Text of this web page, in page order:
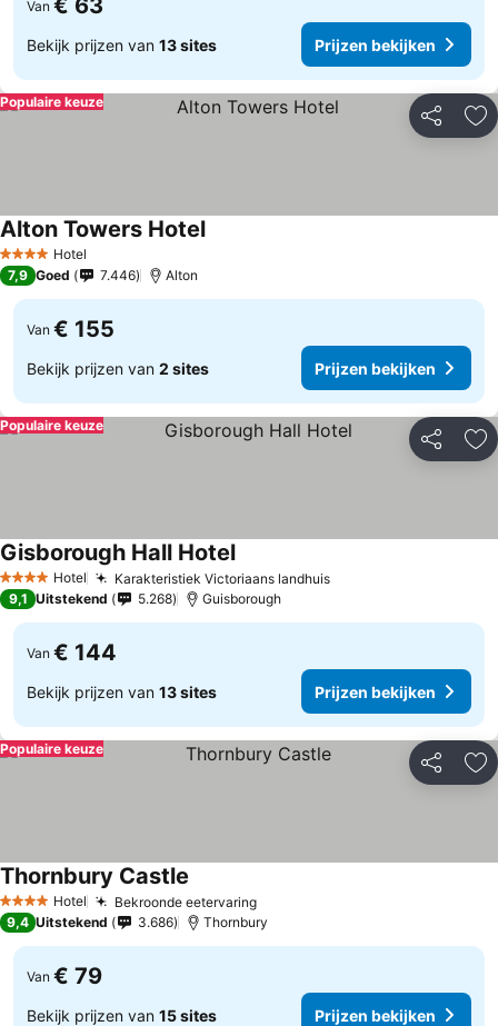
Van € 63
Bekijk prijzen van 13 sites Prijzen bekijken
Delen
Populaire keuze
4 SterrenHotel
Alton Towers Hotel
7,9 Goed 7.446 Alton
Van € 155
Bekijk prijzen van 2 sites Prijzen bekijken
Delen
Populaire keuze
4 SterrenHotel Karakteristiek Victoriaans landhuis
Gisborough Hall Hotel
9,1 Uitstekend 5.268 Guisborough
Van € 144
Bekijk prijzen van 13 sites Prijzen bekijken
Delen
Populaire keuze
4 SterrenHotel Bekroonde eetervaring
Thornbury Castle
9,4 Uitstekend 3.686 Thornbury
Van € 79
Bekijk prijzen van 15 sites Prijzen bekijken